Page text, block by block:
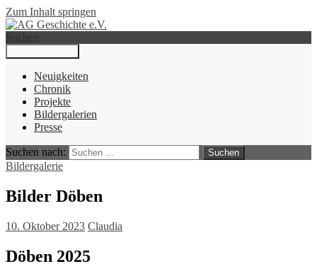
Zum Inhalt springen
AG Geschichte e.V.
Suchen
Neuigkeiten
Chronik
Projekte
Bildergalerien
Presse
Suchen nach:
Bildergalerie
Bilder Döben
10. Oktober 2023 Claudia
Döben 2025